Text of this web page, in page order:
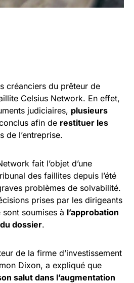
créanciers du prêteur de
Celsius Network. En effet,
judiciaires, plusieurs
afin de restituer les
de l’entreprise.
fait l’objet d’une
des faillites depuis l’été
problèmes de solvabilité.
prises par les dirigeants
sont soumises à l’approbation
dossier.
de la firme d’investissement
Dixon, a expliqué que
salut dans l’augmentation